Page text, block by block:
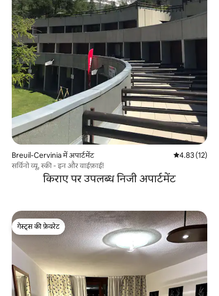
Breuil-Cervinia में अपार्टमेंट औसत रेटिंग 5 में
4.83 (12)
सर्विनो व्यू, स्की - इन और वाईफ़ाई!
किराए पर उपलब्ध निजी अपार्टमेंट
गेस्ट्स की फ़ेवरेट
गेस्ट्स की फ़ेवरेट